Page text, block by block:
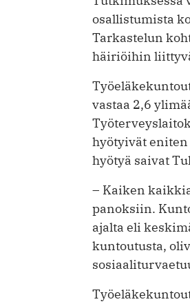
osallistumista
Tarkastelun
häiriöihin
vastaa 2,6
hyötyivät
hyötyä saivat
– Kaiken
panoksiin.
ajalta eli
kuntoutusta,